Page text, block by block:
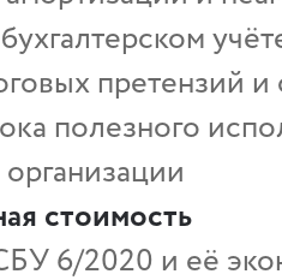
претензий
полезного
стоимость
6/2020 и её